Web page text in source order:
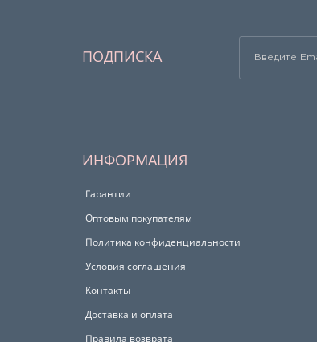
ПОДПИСКА
ИНФОРМАЦИЯ
Гарантии
Оптовым покупателям
Политика конфиденциальности
Условия соглашения
Контакты
Доставка и оплата
Правила возврата